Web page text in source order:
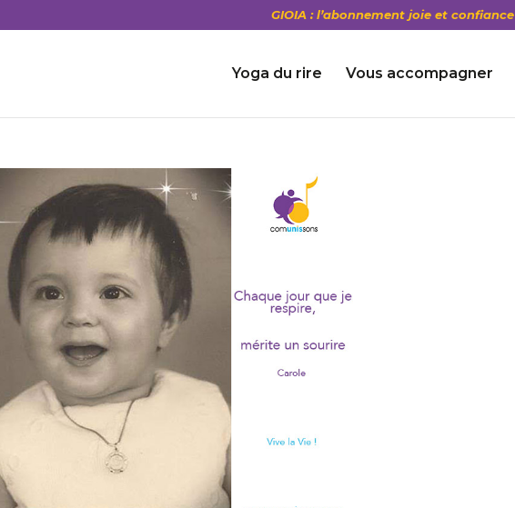
GIOIA : l’abonnement joie et confiance
Yoga du rire Vous accompagner